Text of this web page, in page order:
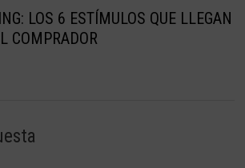
LOS 6 ESTÍMULOS QUE LLEGAN
COMPRADOR